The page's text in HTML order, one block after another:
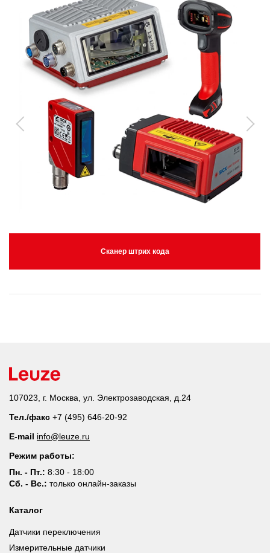
Сканер штрих кода
107023, г. Москва, ул. Электрозаводская, д.24
Тел./факс +7 (495) 646-20-92
E-mail info@leuze.ru
Режим работы:
Пн. - Пт.: 8:30 - 18:00
Сб. - Вс.: только онлайн-заказы
Каталог
Датчики переключения
Измерительные датчики